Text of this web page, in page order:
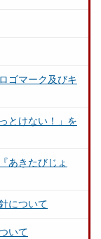
ゴマーク及びキ
とけない！」を
あきたびじょ
について
いて